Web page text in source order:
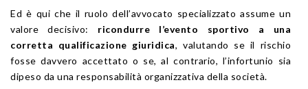
Ed è qui che il ruolo dell’avvocato specializzato assume un
valore decisivo: ricondurre l’evento sportivo a una
corretta qualificazione giuridica, valutando se il rischio
fosse davvero accettato o se, al contrario, l’infortunio sia
dipeso da una responsabilità organizzativa della società.